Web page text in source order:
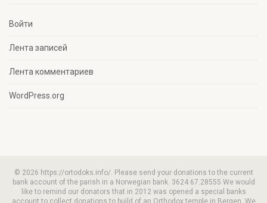
Войти
Лента записей
Лента комментариев
WordPress.org
© 2026 https://ortodoks.info/. Please send your donations to the current
bank account of the parish in a Norwegian bank. 3624.67.28555 We would
like to remind our donators that in 2012 was opened a special banks
account to collect donations to build of an Orthodox temple in Bergen. We